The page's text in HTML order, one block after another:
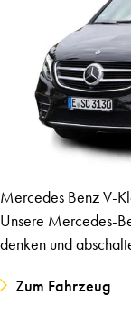
Mercedes Benz V-
Unsere Mercedes-
denken und
Zum Fahrzeug